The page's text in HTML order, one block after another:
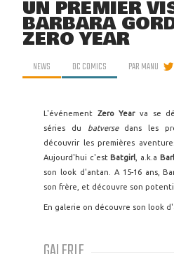
UN PREMIER
BARBARA
ZERO YEAR
NEWS DC COMICS PARMANU
L'événement Zero Yearva se
séries du
batversedans les
découvrir les premières
Aujourd'hui c'est Batgirl , a.k.a
son look d'antan. A 15-16 ans,
son frère, et découvre son
En galerie on découvre son look